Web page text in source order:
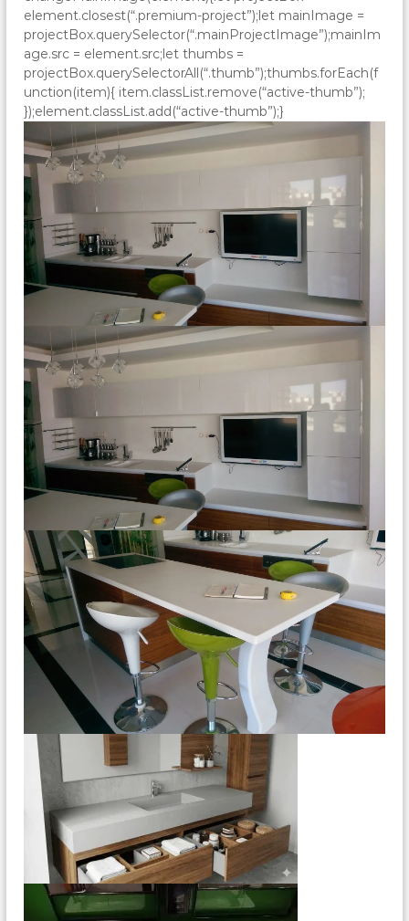
element.closest(“.premium-project”);let mainImage =
projectBox.querySelector(“.mainProjectImage”);mainIm
age.src = element.src;let thumbs =
projectBox.querySelectorAll(“.thumb”);thumbs.forEach(f
unction(item){ item.classList.remove(“active-thumb”);
});element.classList.add(“active-thumb”);}